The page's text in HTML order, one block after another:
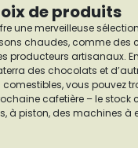
de produits
une merveilleuse
chaudes, comme des
producteurs artisanaux.
des chocolats et
vous pouvez
cafetière – le stock
à piston, des machines à